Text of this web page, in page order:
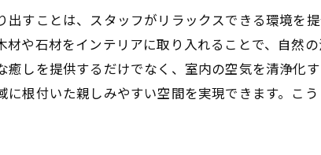
未来に向けた店舗設計の可能性
スタッフがリラックスできる大阪府の店舗設計の成功
実際に成功したリラックス空間の紹介
すことは、スタッフがリラックスできる環境を
や石材をインテリアに取り入れることで、自然
しを提供するだけでなく、室内の空気を清浄化
根付いた親しみやすい空間を実現できます。こ